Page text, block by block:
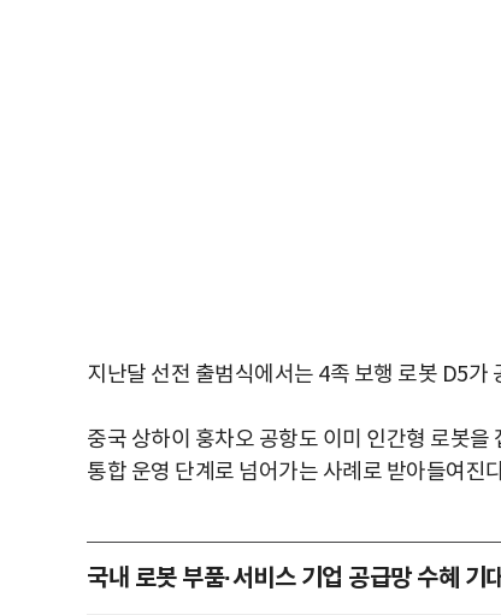
지난달 선전 출범식에서는 4족 보행 로봇 D5가
중국 상하이 훙차오 공항도 이미 인간형 로봇
통합 운영 단계로 넘어가는 사례로 받아들여진
국내 로봇 부품·서비스 기업 공급망 수혜 기